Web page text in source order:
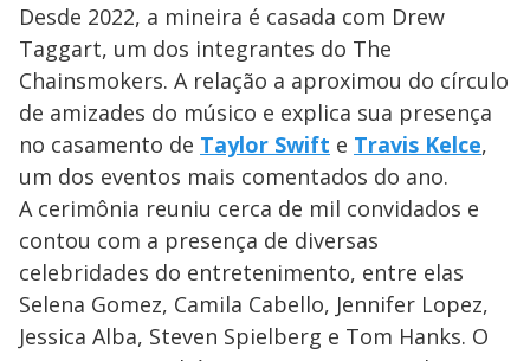
Desde 2022, a mineira é casada com Drew
Taggart, um dos integrantes do The
Chainsmokers. A relação a aproximou do círculo
de amizades do músico e explica sua presença
no casamento de Taylor Swift e Travis Kelce,
um dos eventos mais comentados do ano.
A cerimônia reuniu cerca de mil convidados e
contou com a presença de diversas
celebridades do entretenimento, entre elas
Selena Gomez, Camila Cabello, Jennifer Lopez,
Jessica Alba, Steven Spielberg e Tom Hanks. O